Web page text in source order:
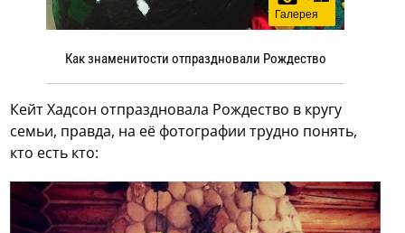
Галерея
Как знаменитости отпраздновали Рождество
Кейт Хадсон отпраздновала Рождество в кругу
семьи, правда, на её фотографии трудно понять,
кто есть кто: